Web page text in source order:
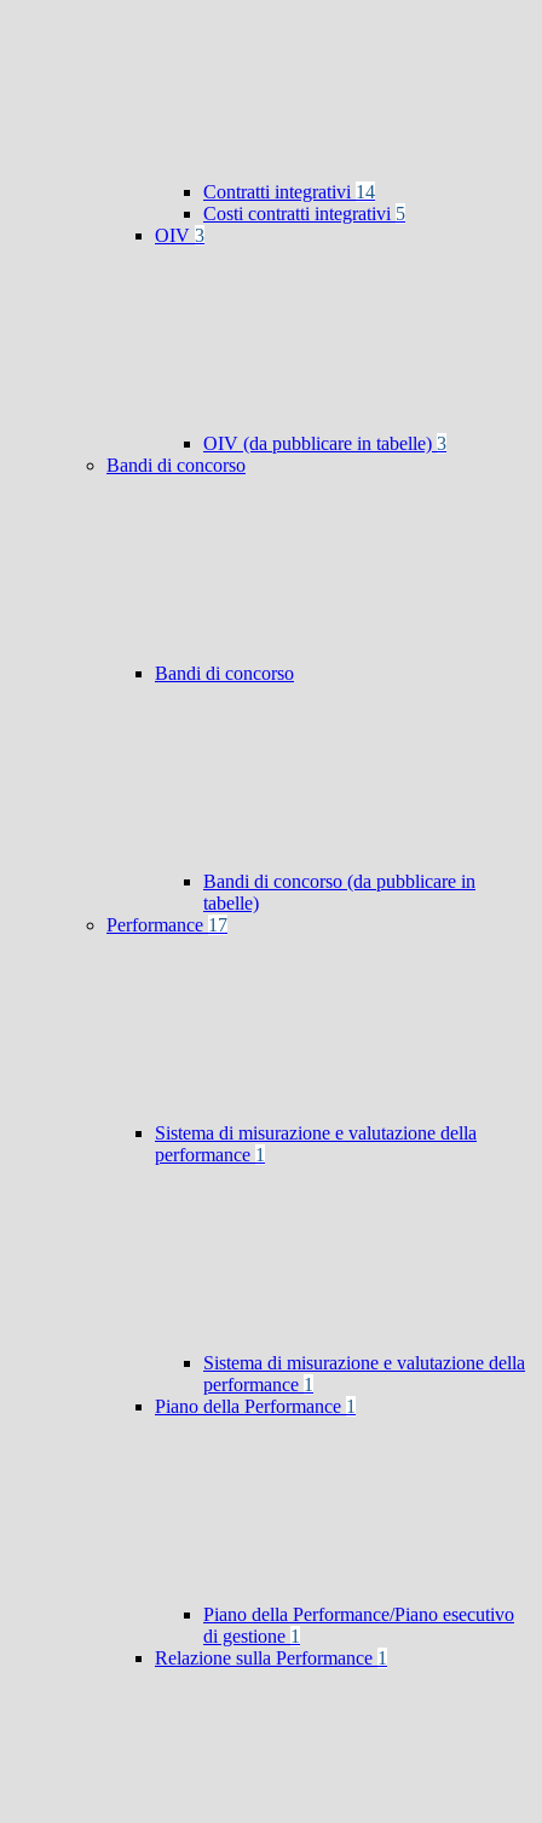
Contratti integrativi 14
Costi contratti integrativi 5
OIV 3
OIV (da pubblicare in tabelle) 3
Bandi di concorso
Bandi di concorso
Bandi di concorso (da pubblicare in
tabelle)
Performance 17
Sistema di misurazione e valutazione della
performance 1
Sistema di misurazione e valutazione della
performance 1
Piano della Performance 1
Piano della Performance/Piano esecutivo
di gestione 1
Relazione sulla Performance 1